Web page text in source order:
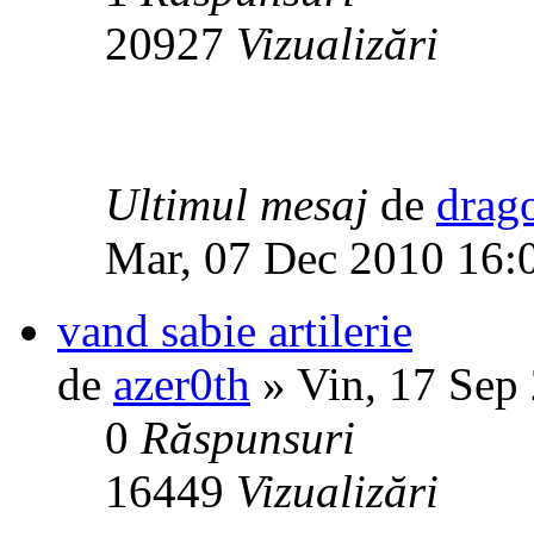
20927 Vizualizări
Ultimul mesaj de
Mar, 07 Dec 2010
vand sabie artilerie
de azer0th » Vin, 17
0 Răspunsuri
16449 Vizualizări